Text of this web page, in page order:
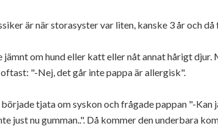
är när storasyster var liten, kanske 3 år och
jämnt om hund eller katt eller nåt annat hårigt djur.
"-Nej, det går inte pappa är allergisk".
började tjata om syskon och frågade pappan "-Kan
just nu gumman..". Då kommer den underbara